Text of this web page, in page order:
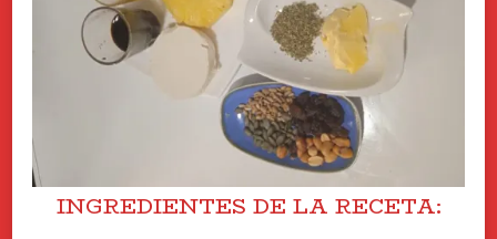
INGREDIENTES DE LA RECETA: